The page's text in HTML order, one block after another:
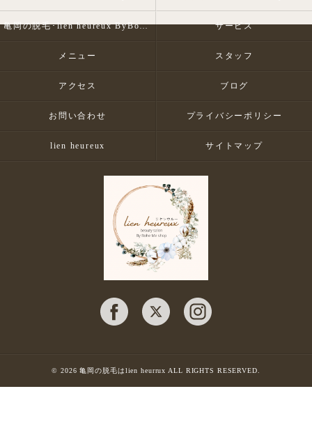
亀岡の脱毛･lien heureux ByBohe Me shopのお客様の声 サービス
メニュー スタッフ
アクセス ブログ
お問い合わせ プライバシーポリシー
lien heureux サイトマップ
© 2026 亀岡の脱毛はlien heurrux ALL RIGHTS RESERVED.